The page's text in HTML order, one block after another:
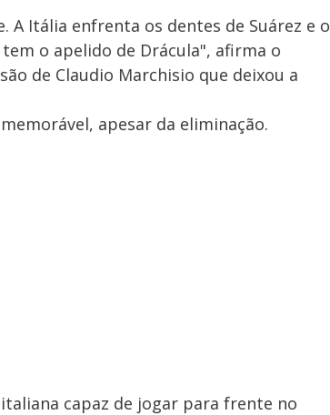
A Itália enfrenta os dentes de Suárez e o
o apelido de Drácula", afirma o
de Claudio Marchisio que deixou a
apesar da eliminação.
capaz de jogar para frente no